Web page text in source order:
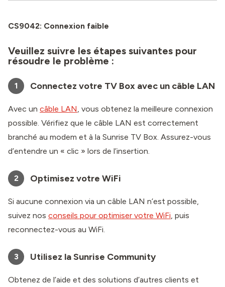
CS9042: Connexion faible
Veuillez suivre les étapes suivantes pour
résoudre le problème :
1 Connectez votre TV Box avec un câble LAN
Avec un câble LAN, vous obtenez la meilleure connexion
possible. Vérifiez que le câble LAN est correctement
branché au modem et à la Sunrise TV Box. Assurez-vous
d’entendre un « clic » lors de l’insertion.
2 Optimisez votre WiFi
Si aucune connexion via un câble LAN n’est possible,
suivez nos conseils pour optimiser votre WiFi, puis
reconnectez-vous au WiFi.
3 Utilisez la Sunrise Community
Obtenez de l’aide et des solutions d’autres clients et